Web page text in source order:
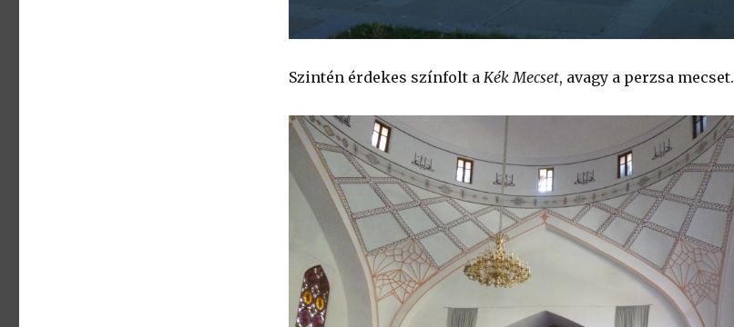
Szintén érdekes színfolt a Kék Mecset, avagy a perzsa mecset.